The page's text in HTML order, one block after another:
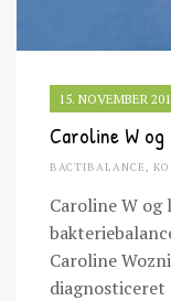
15. NOVEMBER
Caroline W
BACTIBALANCE,
Caroline W og
Caroline
diagnosticeret